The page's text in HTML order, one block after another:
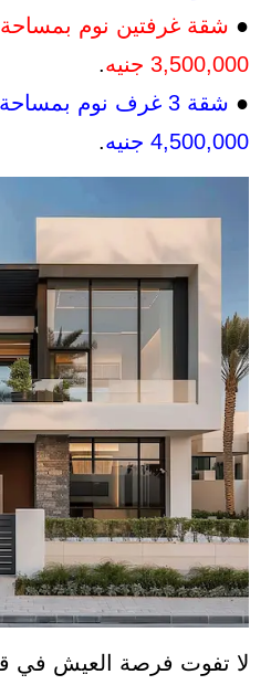
● شقة غرفتين نوم بمساحة 122 متر مربع
3,500,000 جنيه
.
● شقة 3 غرف نوم بمساحة 131 متر مربع
4,500,000 جنيه
.
لا تفوت فرصة العيش في